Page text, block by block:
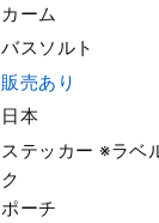
カーム
バスソルト
販売あり
日本
ステッカー ※ラベ
ク
ポーチ